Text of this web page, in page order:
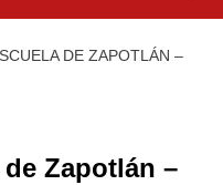
DE ZAPOTLÁN –
Zapotlán –